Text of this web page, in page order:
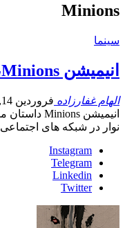
Minions
سینما
انیمیشن Minions، قدیمی‌ترین موجودات زنده‌ی روی زمین!
الهام غفارزاده فروردین 14, 1395
انیمیشن Minions داستان موجودات کوچکی ست که خوشحال‌کردن و راضی نگه داشتن اربابشان، برایشان از همه چیز مهم‌تر و علاقه‌ی مشترک همه‌ی آن ها موز است!
نوار در شبکه های اجتماعی
Instagram
Telegram
Linkedin
Twitter